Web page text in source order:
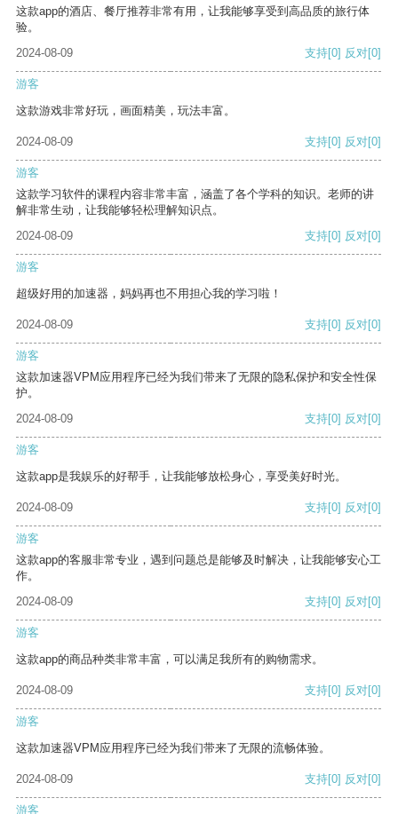
这款app的酒店、餐厅推荐非常有用，让我能够享受到高品质的旅行体
验。
2024-08-09
支持[0] 反对[0]
游客
这款游戏非常好玩，画面精美，玩法丰富。
2024-08-09 支持[0] 反对[0]
游客
这款学习软件的课程内容非常丰富，涵盖了各个学科的知识。老师的讲
解非常生动，让我能够轻松理解知识点。
2024-08-09
支持[0] 反对[0]
游客
超级好用的加速器，妈妈再也不用担心我的学习啦！
2024-08-09 支持[0] 反对[0]
游客
这款加速器VPM应用程序已经为我们带来了无限的隐私保护和安全性保
护。
2024-08-09
支持[0] 反对[0]
游客
这款app是我娱乐的好帮手，让我能够放松身心，享受美好时光。
2024-08-09 支持[0] 反对[0]
游客
这款app的客服非常专业，遇到问题总是能够及时解决，让我能够安心工
作。
2024-08-09
支持[0] 反对[0]
游客
这款app的商品种类非常丰富，可以满足我所有的购物需求。
2024-08-09 支持[0] 反对[0]
游客
这款加速器VPM应用程序已经为我们带来了无限的流畅体验。
2024-08-09 支持[0] 反对[0]
游客